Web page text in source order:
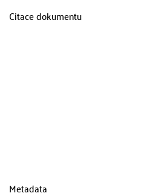
Citace dokumentu
Metadata